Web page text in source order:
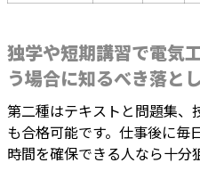
独学や短期講習で電気
う場合に知るべき落と
第二種はテキストと問題集、
も合格可能です。仕事後に毎
時間を確保できる人なら十分